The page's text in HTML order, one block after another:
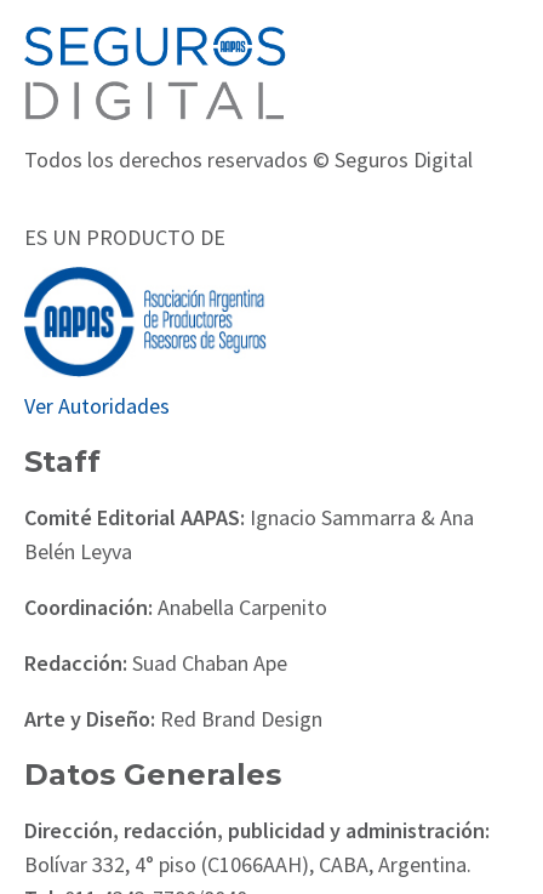
Todos los derechos reservados © Seguros Digital
ES UN PRODUCTO DE
Ver Autoridades
Staff
Comité Editorial AAPAS: Ignacio Sammarra & Ana
Belén Leyva
Coordinación: Anabella Carpenito
Redacción: Suad Chaban Ape
Arte y Diseño: Red Brand Design
Datos Generales
Dirección, redacción, publicidad y administración:
Bolívar 332, 4° piso (C1066AAH), CABA, Argentina.